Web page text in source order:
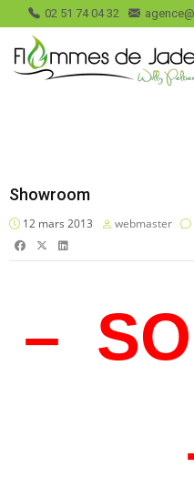
02 51 74 04 32
Showroom
12 mars 2013 webmaster
–